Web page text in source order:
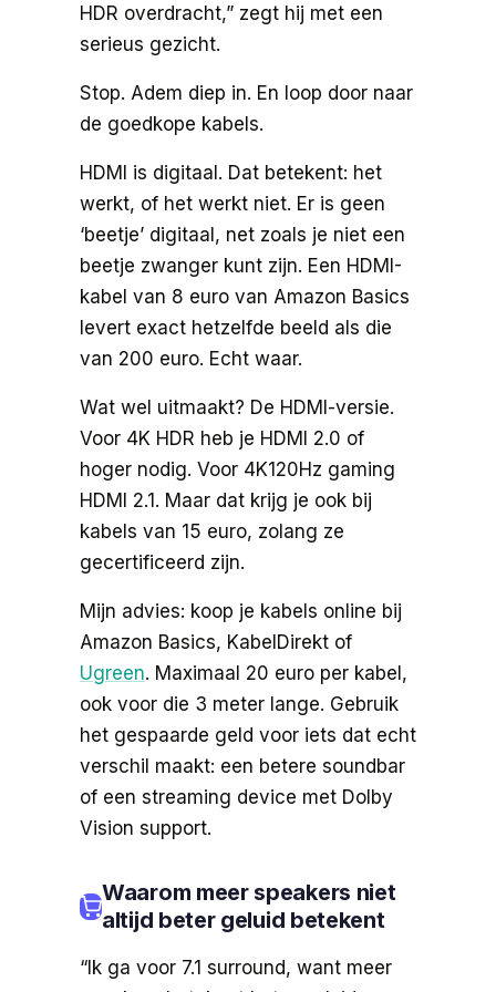
HDR overdracht,” zegt hij met een
serieus gezicht.
Stop. Adem diep in. En loop door naar
de goedkope kabels.
HDMI is digitaal. Dat betekent: het
werkt, of het werkt niet. Er is geen
‘beetje’ digitaal, net zoals je niet een
beetje zwanger kunt zijn. Een HDMI-
kabel van 8 euro van Amazon Basics
levert exact hetzelfde beeld als die
van 200 euro. Echt waar.
Wat wel uitmaakt? De HDMI-versie.
Voor 4K HDR heb je HDMI 2.0 of
hoger nodig. Voor 4K120Hz gaming
HDMI 2.1. Maar dat krijg je ook bij
kabels van 15 euro, zolang ze
gecertificeerd zijn.
Mijn advies: koop je kabels online bij
Amazon Basics, KabelDirekt of
Ugreen. Maximaal 20 euro per kabel,
ook voor die 3 meter lange. Gebruik
het gespaarde geld voor iets dat echt
verschil maakt: een betere soundbar
of een streaming device met Dolby
Vision support.
Waarom meer speakers niet
altijd beter geluid betekent
“Ik ga voor 7.1 surround, want meer